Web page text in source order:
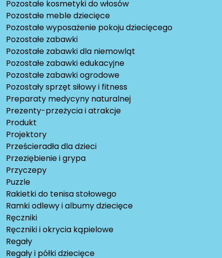
Pozostałe kosmetyki do włosów
Pozostałe meble dziecięce
Pozostałe wyposażenie pokoju dziecięcego
Pozostałe zabawki
Pozostałe zabawki dla niemowląt
Pozostałe zabawki edukacyjne
Pozostałe zabawki ogrodowe
Pozostały sprzęt siłowy i fitness
Preparaty medycyny naturalnej
Prezenty-przeżycia i atrakcje
Produkt
Projektory
Prześcieradła dla dzieci
Przeziębienie i grypa
Przyczepy
Puzzle
Rakietki do tenisa stołowego
Ramki odlewy i albumy dziecięce
Ręczniki
Ręczniki i okrycia kąpielowe
Regały
Regały i półki dziecięce